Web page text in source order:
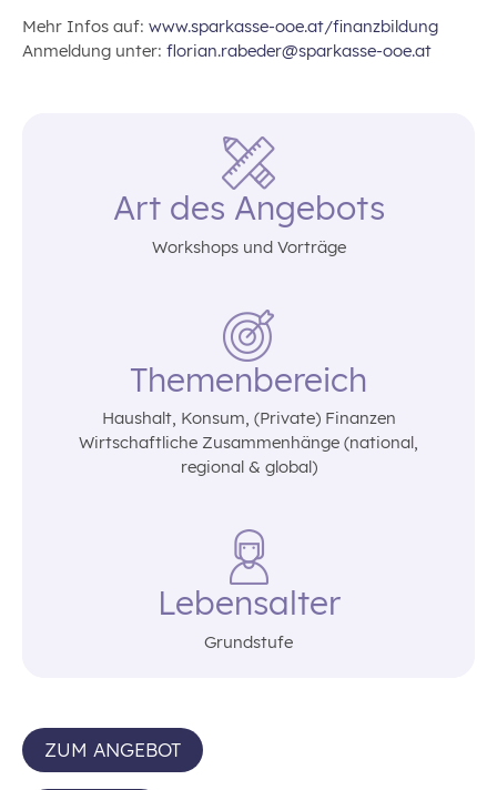
Mehr Infos auf: www.sparkasse-ooe.at/finanzbildung
Anmeldung unter: florian.rabeder@sparkasse-ooe.at
Art des Angebots
Workshops und Vorträge
Themenbereich
Haushalt‚ Konsum‚ (Private) Finanzen
Wirtschaftliche Zusammenhänge (national‚
regional & global)
Lebensalter
Grundstufe
ZUM ANGEBOT